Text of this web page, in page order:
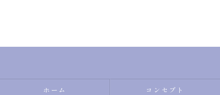
ホーム コンセプト